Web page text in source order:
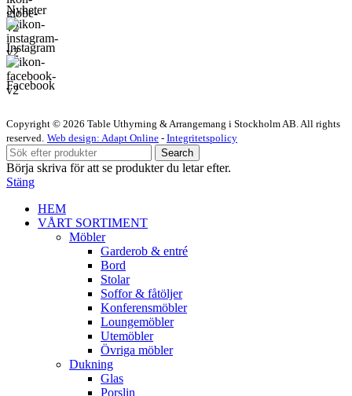
Nyheter
Instagram
Facebook
Copyright © 2026 Table Uthyrning & Arrangemang i Stockholm AB. All rights
reserved​​. Web design: Adapt Online - Integritetspolicy
Search
Börja skriva för att se produkter du letar efter.
Stäng
HEM
VÅRT SORTIMENT
Möbler
Garderob & entré
Bord
Stolar
Soffor & fåtöljer
Konferensmöbler
Loungemöbler
Utemöbler
Övriga möbler
Dukning
Glas
Porslin